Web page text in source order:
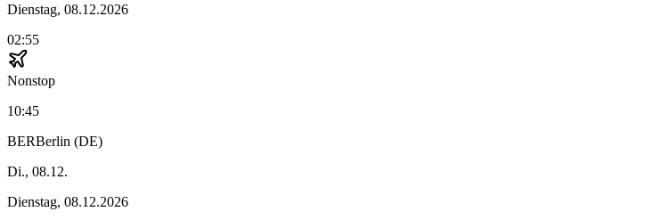
Dienstag, 08.12.2026
02:55
Nonstop
10:45
BERBerlin (DE)
Di., 08.12.
Dienstag, 08.12.2026